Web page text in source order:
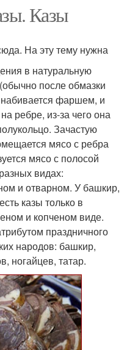
Казы
На эту тему нужна
в натуральную
после обмазки
фаршем, и
ребре, из-за чего она
Зачастую
мясо с ребра
мясо с полосой
видах:
и отварном. У башкир,
казы только в
и копченом виде.
праздничного
народов: башкир,
ногайцев, татар.